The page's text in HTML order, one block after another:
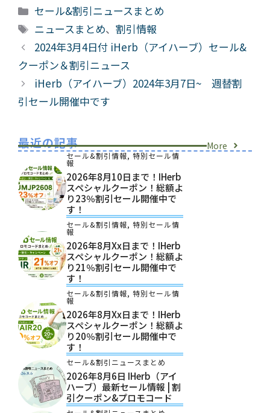
カ
テ
リ
ー
セール&割引ニュースまとめ
タ
グ
ニュースまとめ、割引情報
2024年3月4日付 iHerb（アイハーブ）セール&
クーポン＆割引ニュース
iHerb（アイハーブ）2024年3月7日~ 週替割
引セール開催中です
最近の記事 More
セール&割引情報, 特別セール情
報
2026年8月10日まで！iHerb
スペシャルクーポン！総額よ
り23％割引セール開催中で
す！
セール&割引情報, 特別セール情
報
2026年8月xx日まで！iHerb
スペシャルクーポン！総額よ
り21％割引セール開催中で
す！
セール&割引情報, 特別セール情
報
2026年8月xx日まで！iHerb
スペシャルクーポン！総額よ
り20％割引セール開催中で
す！
セール&割引ニュースまとめ
2026年8月6日 IHerb（アイ
ハーブ）最新セール情報 | 割
引クーポン&プロモコード